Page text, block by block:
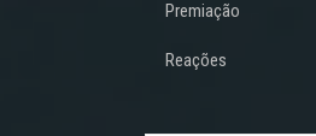
Premiação
Reações